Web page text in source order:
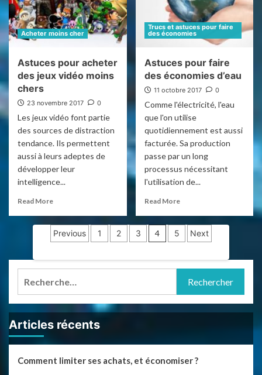
Acheter moins cher
Astuces pour acheter
des jeux vidéo moins
chers
23 novembre 2017 0
Les jeux vidéo font partie
des sources de distraction
tendance. Ils permettent
aussi à leurs adeptes de
développer leur
intelligence...
Read More
Trucs et astuces pour faire
des économies
Astuces pour faire
des économies d’eau
11 octobre 2017 0
Comme l'électricité, l'eau
que l'on utilise
quotidiennement est aussi
facturée. Sa production
passe par un long
processus nécessitant
l'utilisation de...
Read More
Pagination
publications
Previous 1 2 3 4 5 Next
Articles récents
Comment limiter ses achats, et économiser ?